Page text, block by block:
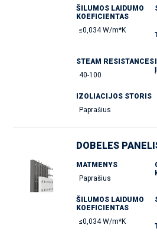
ŠILUMOS LAIDUMO
KOEFICIENTAS
≤0,034 W/m*K
STEAM RESISTANCES
40-100
IZOLIACIJOS STORIS
Paprašius
DOBELES
MATMENYS
Paprašius
ŠILUMOS LAIDUMO
KOEFICIENTAS
≤0,034 W/m*K